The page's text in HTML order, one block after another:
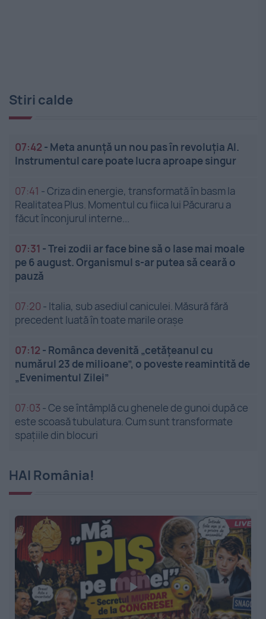
Stiri calde
07:42 - Meta anunță un nou pas în revoluția AI.
Instrumentul care poate lucra aproape singur
07:41 -Criza din energie, transformată în basm la
Realitatea Plus. Momentul cu fiica lui Păcuraru a
făcut înconjurul interne...
07:31 -Trei zodii ar face bine să o lase mai moale
pe 6 august. Organismul s-ar putea să ceară o
pauză
07:20 - Italia, sub asediul caniculei. Măsură fără
precedent luată în toate marile orașe
07:12 - Românca devenită „cetățeanul cu
numărul 23 de milioane”, o poveste reamintită de
„Evenimentul Zilei”
07:03 -Ce se întâmplă cu ghenele de gunoi după ce
este scoasă tubulatura. Cum sunt transformate
spațiile din blocuri
HAI România!